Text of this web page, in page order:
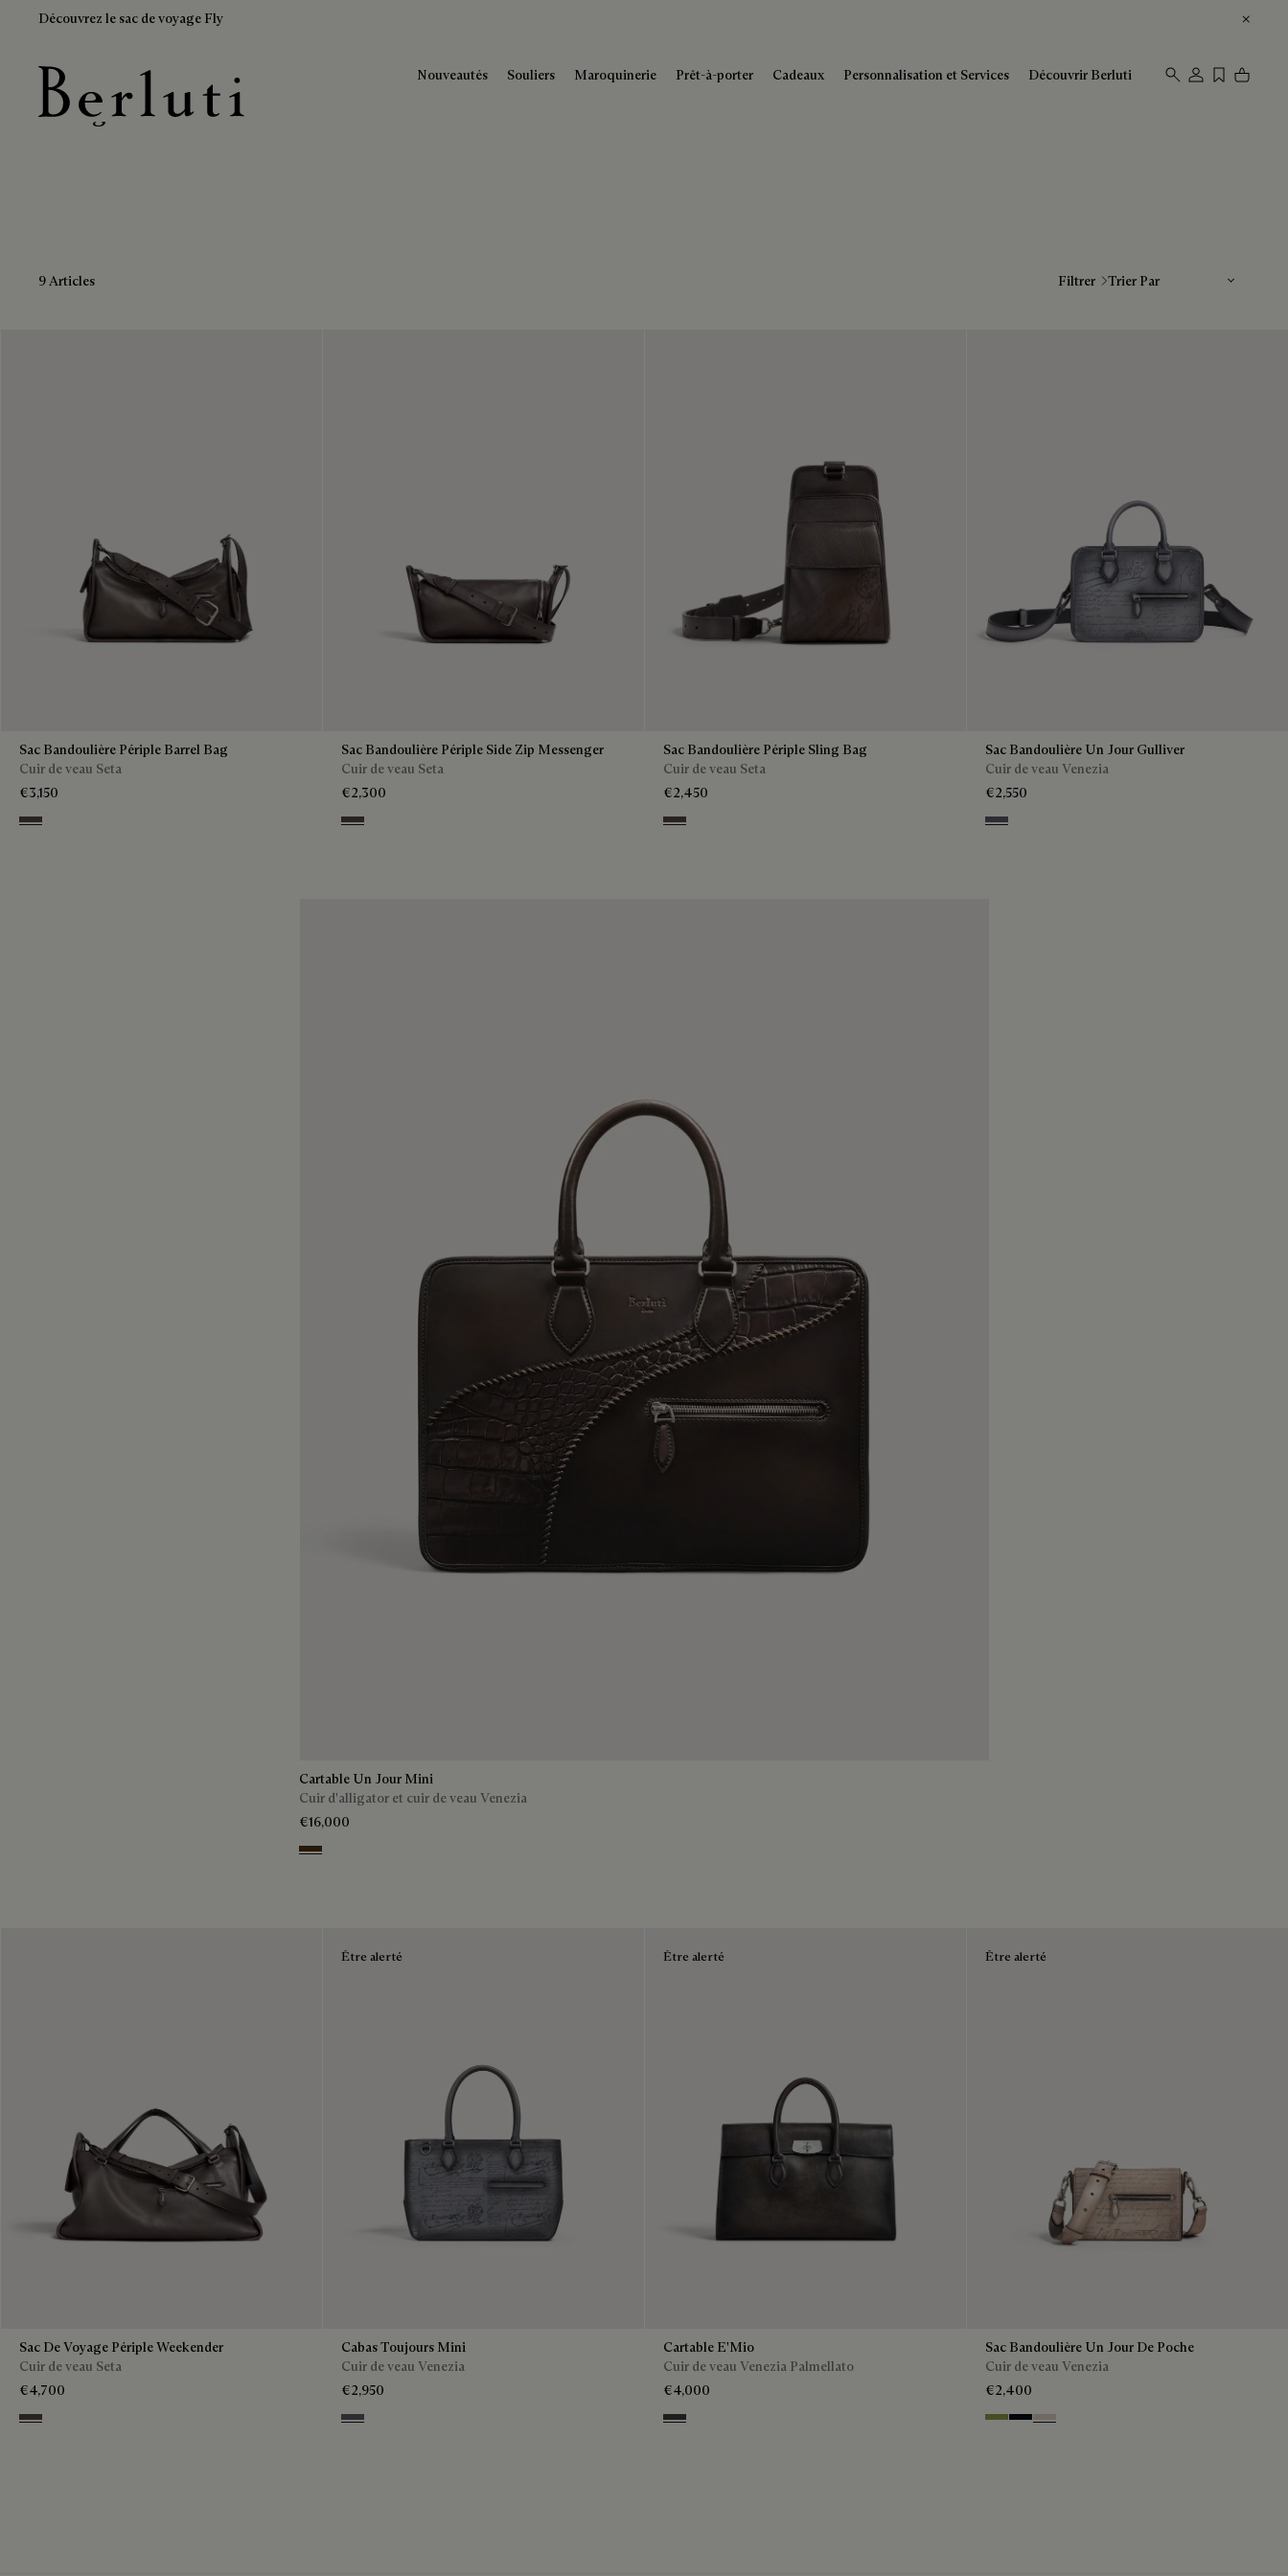
Découvrez le sac de voyage Fly
Page d'Accueil Berluti
Nouveautés Souliers Maroquinerie Prêt-à-porter Cadeaux Personnalisation et Services Découvrir Berluti
Sacs gris en cuir
9 Articles Filtrer
Sac Bandoulière Périple Barrel Bag
Cuir de veau Seta
€3,150
Grey
Sac Bandoulière Périple Side Zip Messenger
Cuir de veau Seta
€2,300
Grey
Sac Bandoulière Périple Sling Bag
Cuir de veau Seta
€2,450
Grey
Sac Bandoulière Un Jour Gulliver
Cuir de veau Venezia
€2,550
Light Aluminio
Cartable Un Jour Mini
Cuir d'alligator et cuir de veau Venezia
€16,000
Vicogna
Sac De Voyage Périple Weekender
Cuir de veau Seta
€4,700
Grey
Être alerté
Cabas Toujours Mini
Cuir de veau Venezia
€2,950
Light Aluminio
Être alerté
Cartable E'Mio
Cuir de veau Venezia Palmellato
€4,000
Grey Flanel
Être alerté
Sac Bandoulière Un Jour De Poche
Cuir de veau Venezia
€2,400
WillowAtlantide
Gris